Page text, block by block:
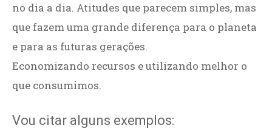
no dia a dia. Atitudes que parecem simples, mas
que fazem uma grande diferença para o planeta
e para as futuras gerações.
Economizando recursos e utilizando melhor o
que consumimos.
Vou citar alguns exemplos: